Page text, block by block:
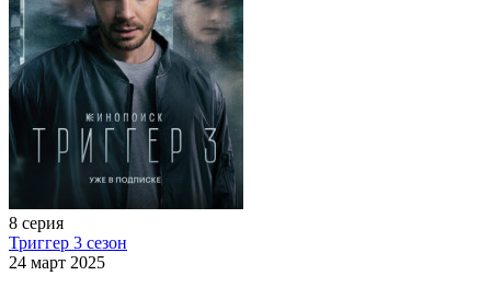
8 серия
Триггер 3 сезон
24 март 2025